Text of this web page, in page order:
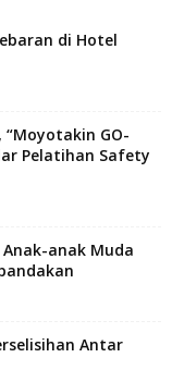
di Hotel
GO-
Pelatihan Safety
anak Muda
Antar